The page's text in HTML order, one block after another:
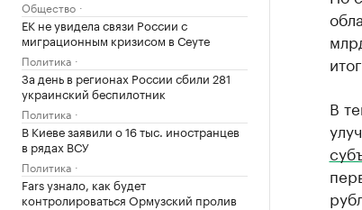
Общество
ЕК не увидела связи России с
миграционным кризисом в Сеуте
Политика
За день в регионах России сбили 281
украинский беспилотник
Политика
В Киеве заявили о 16 тыс. иностранцев
в рядах ВСУ
Политика
Fars узнало, как будет
контролироваться Ормузский пролив
В